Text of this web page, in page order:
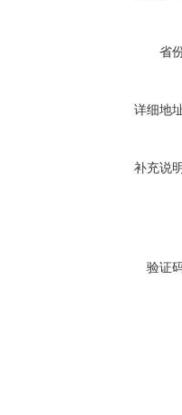
省
详细地
补充说
验证